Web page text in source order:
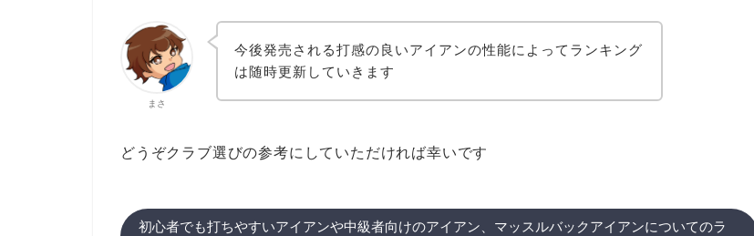
まさ
今後発売される打感の良いアイアンの性能によってランキング
は随時更新していきます
どうぞクラブ選びの参考にしていただければ幸いです
初心者でも打ちやすいアイアンや中級者向けのアイアン、マッスルバックアイアンについてのラ